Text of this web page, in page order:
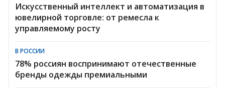
Искусственный интеллект и автоматизация в
ювелирной торговле: от ремесла к
управляемому росту
В РОССИИ
78% россиян воспринимают отечественные
бренды одежды премиальными